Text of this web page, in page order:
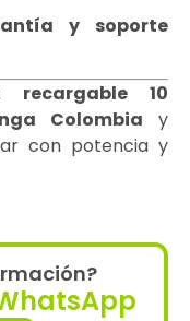
y soporte
recargable 10
Colombia y
con potencia y